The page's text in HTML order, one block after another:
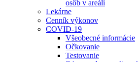
osôb v areáli
Lekárne
Cenník výkonov
COVID-19
Všeobecné informácie
Očkovanie
Testovanie